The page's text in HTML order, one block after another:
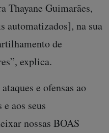
Thayane Guimarães,
automatizados], na sua
de
explica.
e ofensas ao
aos seus
nossas BOAS